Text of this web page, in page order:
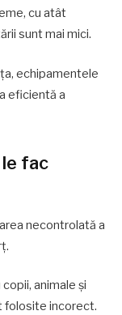
cu atât
sunt mai mici.
echipamentele
eficientă a
fac
necontrolată a
animale și
folosite incorect.